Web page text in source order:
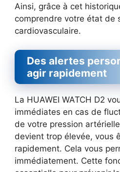
Ainsi, grâce à cet
comprendre votre état de
cardiovasculaire.
Des alertes
agir rapidement
La HUAWEI WATCH D2
immédiates en cas de
de votre pression
devient trop élevée, vous
rapidement. Cela vous
immédiatement. Cette